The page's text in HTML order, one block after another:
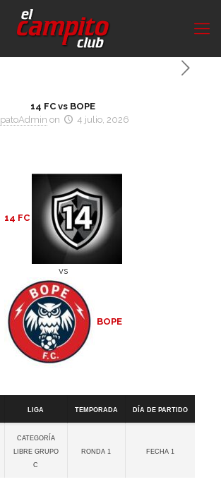
14 FC vs BOPE
patoAdmin on 4 julio, 2026
14 FC
vs
BOPE
Liga Temporada Día de partido
Categoría
Libre GRUPO
C
Ronda 1 Fecha 1